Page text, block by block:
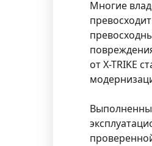
Многие
от X-TRIKE